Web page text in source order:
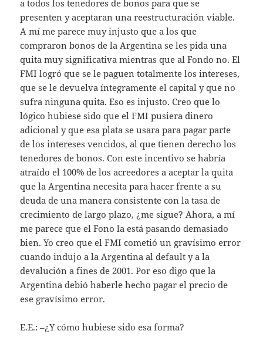
a todos los tenedores de bonos para que se
presenten y aceptaran una reestructuración viable.
A mí me parece muy injusto que a los que
compraron bonos de la Argentina se les pida una
quita muy significativa mientras que al Fondo no. El
FMI logró que se le paguen totalmente los intereses,
que se le devuelva íntegramente el capital y que no
sufra ninguna quita. Eso es injusto. Creo que lo
lógico hubiese sido que el FMI pusiera dinero
adicional y que esa plata se usara para pagar parte
de los intereses vencidos, al que tienen derecho los
tenedores de bonos. Con este incentivo se habría
atraído el 100% de los acreedores a aceptar la quita
que la Argentina necesita para hacer frente a su
deuda de una manera consistente con la tasa de
crecimiento de largo plazo, ¿me sigue? Ahora, a mí
me parece que el Fono la está pasando demasiado
bien. Yo creo que el FMI cometió un gravísimo error
cuando indujo a la Argentina al default y a la
devalución a fines de 2001. Por eso digo que la
Argentina debió haberle hecho pagar el precio de
ese gravísimo error.
E.E.: –¿Y cómo hubiese sido esa forma?